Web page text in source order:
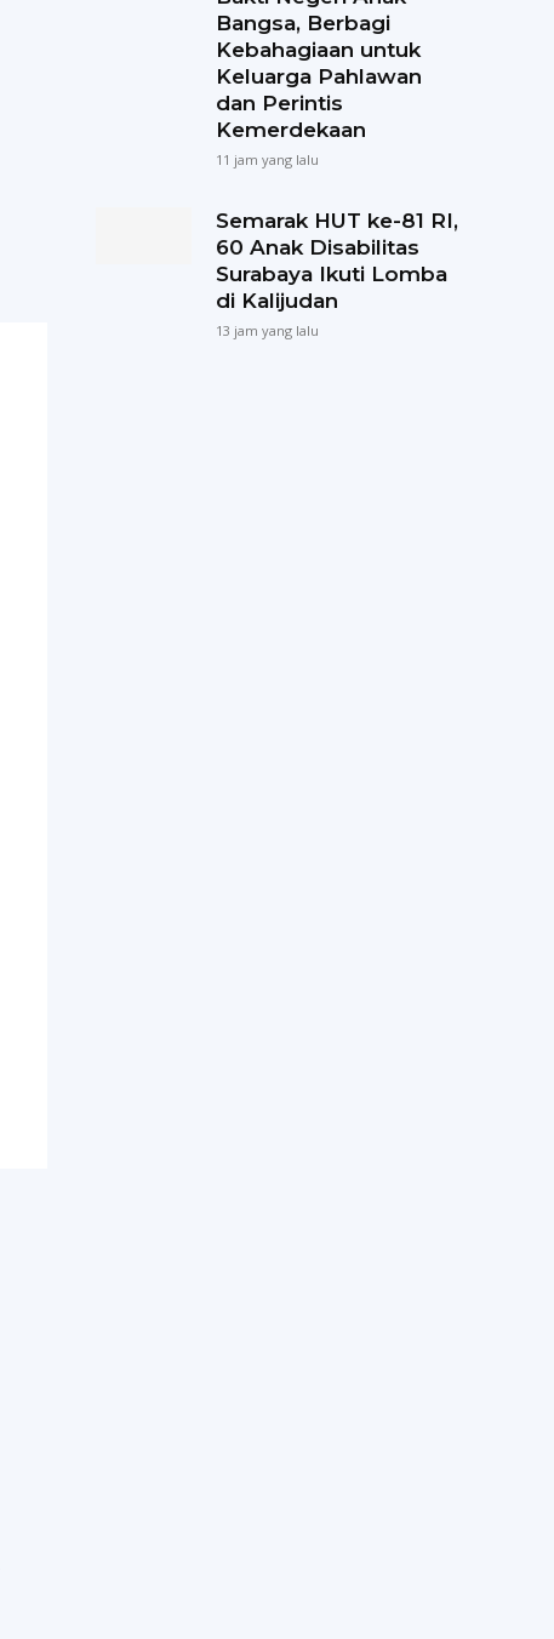
Bangsa, Berbagi
Kebahagiaan untuk
Keluarga Pahlawan
dan Perintis
Kemerdekaan
11 jam yang lalu
Semarak HUT ke-81 RI,
60 Anak Disabilitas
Surabaya Ikuti Lomba
di Kalijudan
13 jam yang lalu